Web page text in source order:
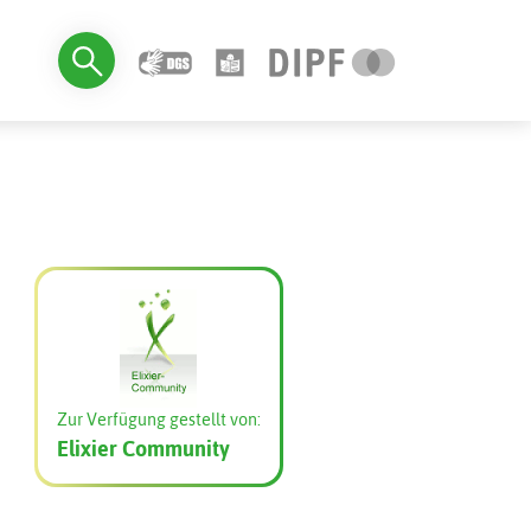
Zur Verfügung gestellt von:
Elixier Community